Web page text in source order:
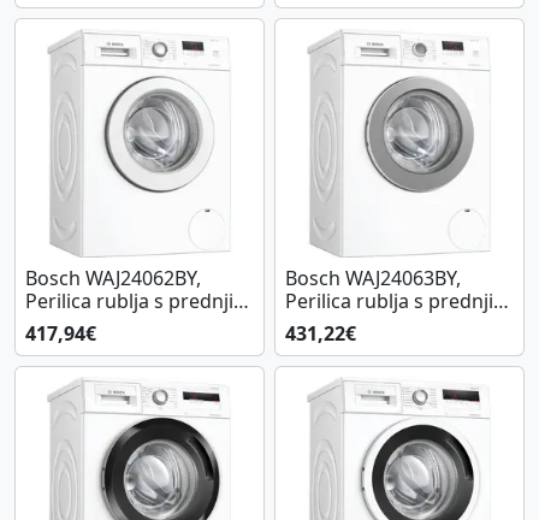
Bosch WAJ24062BY,
Perilica rublja s prednjim
punjenjem
417,94€
Bosch WAJ24063BY,
Perilica rublja s prednjim
punjenjem
431,22€